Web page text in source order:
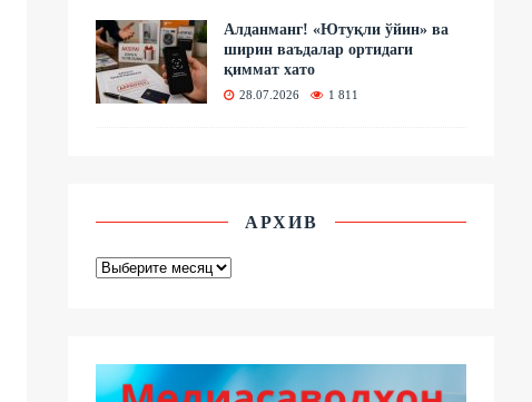
Алданманг! «Ютуқли ўйин» ва
ширин ваъдалар ортидаги
қиммат хато
28.07.2026 1 811
АРХИВ